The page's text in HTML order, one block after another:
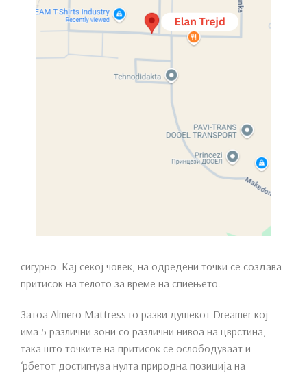
непрекинато, без да Ве будат движењата на Вашиот
партнер.
Compare
Дали душекот е доволно мек или цврст е лична
сигурно. Кај секој човек, на одредени точки се создава
притисок на телото за време на спиењето.
Затоа Almero Mattress го разви душекот Dreamer кој
има 5 различни зони со различни нивоа на цврстина,
така што точките на притисок се ослободуваат и
‘рбетот достигнува нулта природна позиција на